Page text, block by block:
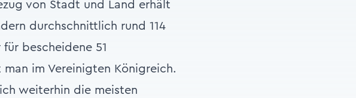
von Stadt und Land erhält
durchschnittlich rund 114
bescheidene 51
im Vereinigten Königreich.
weiterhin die meisten